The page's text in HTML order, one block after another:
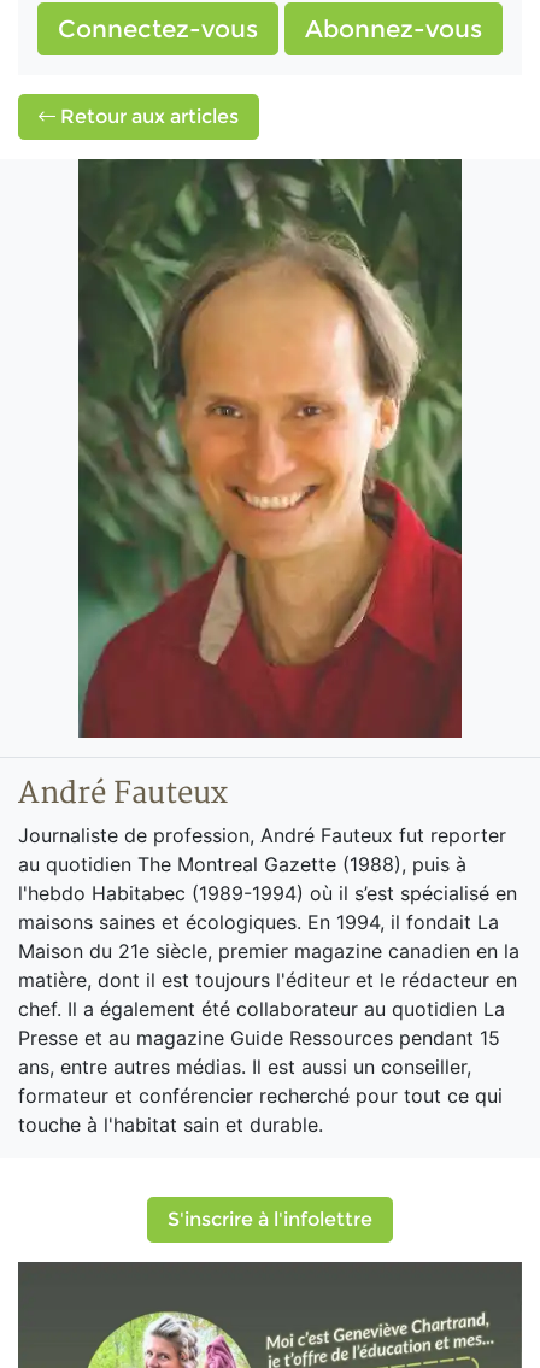
Connectez-vous Abonnez-vous
Retour aux articles
André Fauteux
Journaliste de profession, André Fauteux fut reporter
au quotidien The Montreal Gazette (1988), puis à
l'hebdo Habitabec (1989-1994) où il s’est spécialisé en
maisons saines et écologiques. En 1994, il fondait La
Maison du 21e siècle, premier magazine canadien en la
matière, dont il est toujours l'éditeur et le rédacteur en
chef. Il a également été collaborateur au quotidien La
Presse et au magazine Guide Ressources pendant 15
ans, entre autres médias. Il est aussi un conseiller,
formateur et conférencier recherché pour tout ce qui
touche à l'habitat sain et durable.
S'inscrire à l'infolettre